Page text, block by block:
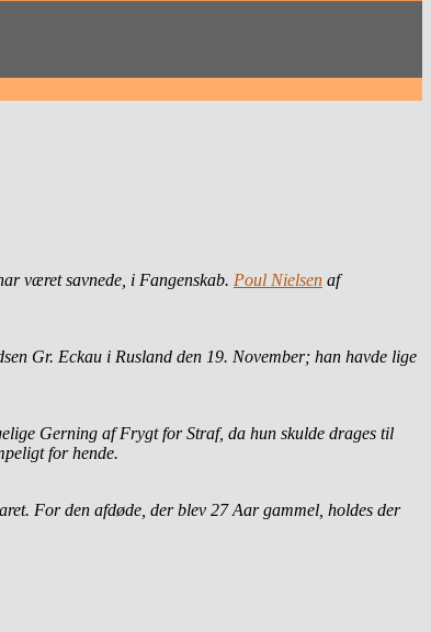
været savnede, i Fangenskab. Poul Nielsen af
Gr. Eckau i Rusland den 19. November; han havde lige
Gerning af Frygt for Straf, da hun skulde drages til
for hende.
For den afdøde, der blev 27 Aar gammel, holdes der